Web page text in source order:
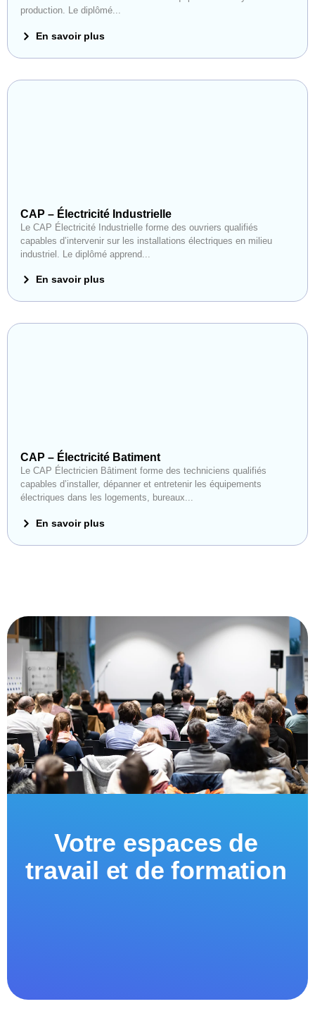
production. Le diplômé...
En savoir plus
CAP – Électricité Industrielle
Le CAP Électricité Industrielle forme des ouvriers qualifiés
capables d’intervenir sur les installations électriques en milieu
industriel. Le diplômé apprend...
En savoir plus
CAP – Électricité Batiment
Le CAP Électricien Bâtiment forme des techniciens qualifiés
capables d’installer, dépanner et entretenir les équipements
électriques dans les logements, bureaux...
En savoir plus
Votre espaces de
travail et de formation